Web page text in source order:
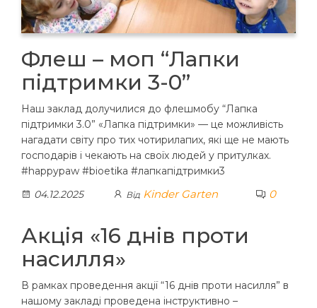
Флеш – моп “Лапки
підтримки 3-0”
Наш заклад долучилися до флешмобу “Лапка
підтримки 3.0” «Лапка підтримки» — це можливість
нагадати світу про тих чотирилапих, які ще не мають
господарів і чекають на своїх людей у притулках.
#happypaw #bioetika #лапкапідтримки3
04.12.2025
Від Kinder Garten 0
Акція «16 днів проти
насилля»
В рамках проведення акції “16 днів проти насилля” в
нашому закладі проведена інструктивно –